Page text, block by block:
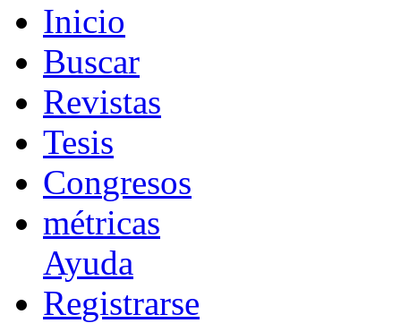
Inicio
Buscar
Revistas
Tesis
Congresos
métricas
Ayuda
Registrarse